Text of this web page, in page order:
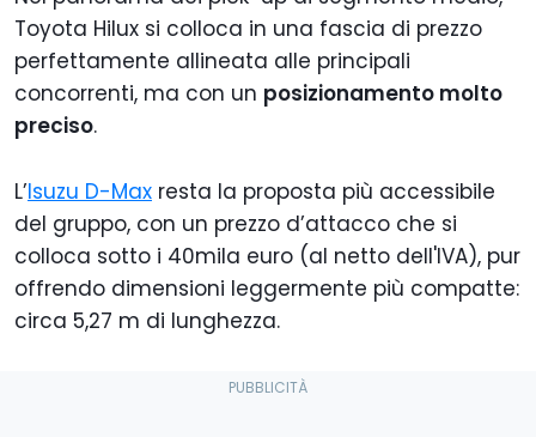
Toyota Hilux si colloca in una fascia di prezzo
perfettamente allineata alle principali
concorrenti, ma con un posizionamento molto
preciso.
L’Isuzu D-Max resta la proposta più accessibile
del gruppo, con un prezzo d’attacco che si
colloca sotto i 40mila euro (al netto dell'IVA), pur
offrendo dimensioni leggermente più compatte:
circa 5,27 m di lunghezza.